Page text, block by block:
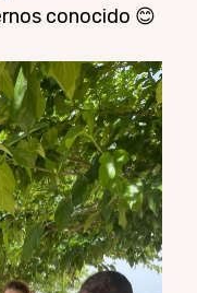
conocido 😊